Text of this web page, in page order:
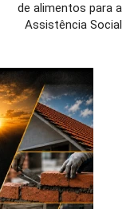
de alimentos para a
Assistência Social